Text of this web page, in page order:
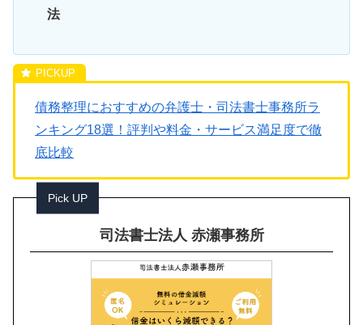
法
債務整理におすすめの弁護士・司法書士事務所ラ
ンキング18選！評判や料金・サービス満足度で徹
底比較
Pick UP
司法書士法人 赤瀬事務所